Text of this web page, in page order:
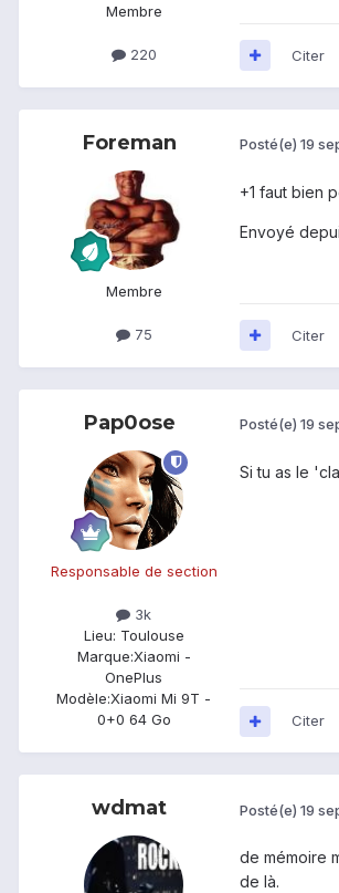
Membre
220 Citer
Foreman
Membre
75
Posté(e) 19
+1 faut bien
Envoyé
Citer
Pap0ose
Responsable de section
3k
Lieu: Toulouse
Marque:Xiaomi -
OnePlus
Modèle:Xiaomi Mi 9T -
0+0 64 Go
Posté(e) 19
Si tu as le
Citer
wdmat Posté(e) 19
de mémoire
de là.